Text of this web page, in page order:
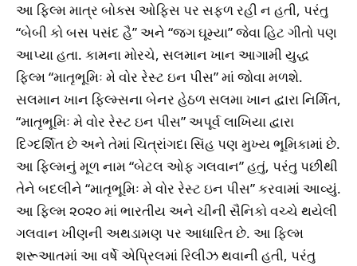
આ ફિલ્મ માત્ર બોક્સ ઓફિસ પર સફળ રહી ન હતી, પરંતુ
“બેબી કો બસ પસંદ હૈ” અને “જગ ઘૂમ્યા” જેવા હિટ ગીતો પણ
આપ્યા હતા. કામના મોરચે, સલમાન ખાન આગામી યુદ્ધ
ફિલ્મ “માતૃભૂમિઃ મે વોર રેસ્ટ ઇન પીસ” માં જોવા મળશે.
સલમાન ખાન ફિલ્મ્સના બેનર હેઠળ સલમા ખાન દ્વારા નિર્મિત,
“માતૃભૂમિઃ મે વોર રેસ્ટ ઇન પીસ” અપૂર્વ લાખિયા દ્વારા
દિગ્દર્શિત છે અને તેમાં ચિત્રાંગદા સિંહ પણ મુખ્ય ભૂમિકામાં છે.
આ ફિલ્મનું મૂળ નામ “બેટલ ઓફ ગલવાન” હતું, પરંતુ પછીથી
તેને બદલીને “માતૃભૂમિઃ મે વોર રેસ્ટ ઇન પીસ” કરવામાં આવ્યું.
આ ફિલ્મ ૨૦૨૦ માં ભારતીય અને ચીની સૈનિકો વચ્ચે થયેલી
ગલવાન ખીણની અથડામણ પર આધારિત છે. આ ફિલ્મ
શરૂઆતમાં આ વર્ષે એપ્રિલમાં રિલીઝ થવાની હતી, પરંતુ